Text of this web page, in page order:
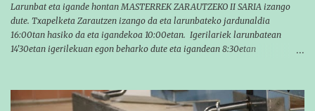
Larunbat eta igande hontan MASTERREK ZARAUTZEKO II SARIA izango
dute. Txapelketa Zarautzen izango da eta larunbateko jardunaldia
16:00tan hasiko da eta igandekoa 10:00etan. Igerilariek larunbatean
14'30etan igerilekuan egon beharko dute eta igandean 8:30etan
domingo los MASTERS tendrán el II TROFEO MASTER DE ZARAUTZ. La
competición se celebrará en Zarautz a las 16:00 la jornada del sabado y a